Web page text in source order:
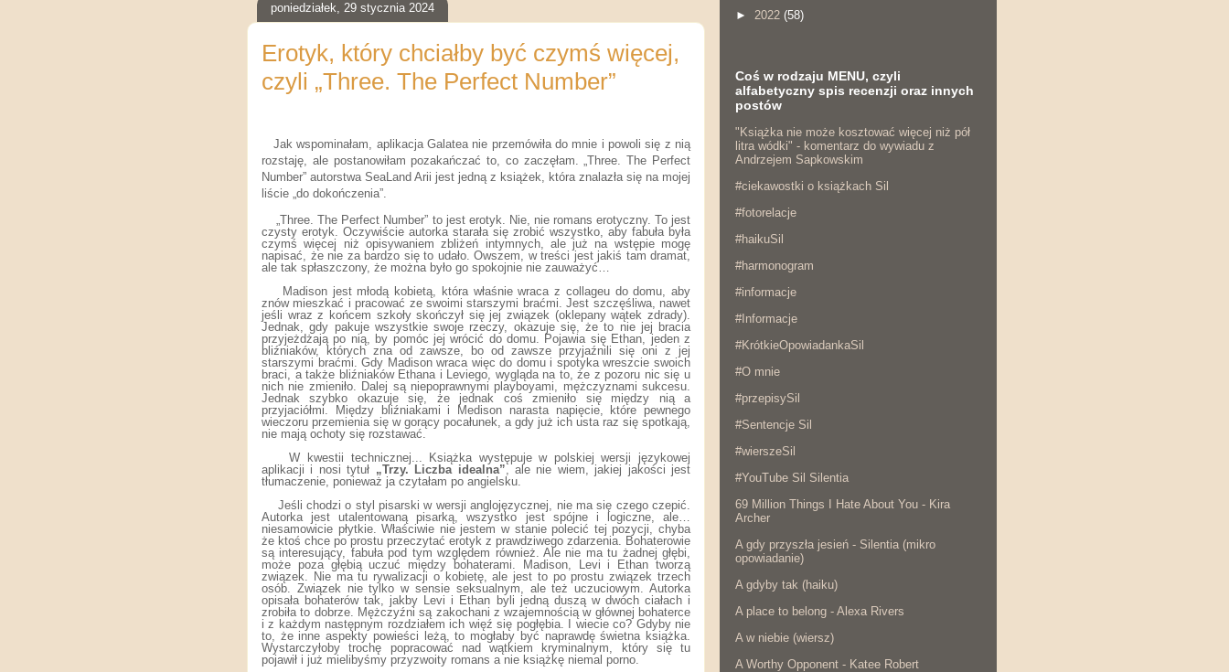
poniedziałek, 29 stycznia 2024
Erotyk, który chciałby być czymś więcej,
czyli „Three. The Perfect Number”
Jak wspominałam, aplikacja Galatea nie przemówiła do mnie i powoli się z nią
rozstaję, ale postanowiłam pozakańczać to, co zaczęłam. „Three. The Perfect
Number” autorstwa SeaLand Arii jest jedną z książek, która znalazła się na mojej
liście „do dokończenia”.
„Three. The Perfect Number” to jest erotyk. Nie, nie romans erotyczny. To jest
czysty erotyk. Oczywiście autorka starała się zrobić wszystko, aby fabuła była
czymś więcej niż opisywaniem zbliżeń intymnych, ale już na wstępie mogę
napisać, że nie za bardzo się to udało. Owszem, w treści jest jakiś tam dramat,
ale tak spłaszczony, że można było go spokojnie nie zauważyć…
Madison jest młodą kobietą, która właśnie wraca z collageu do domu, aby
znów mieszkać i pracować ze swoimi starszymi braćmi. Jest szczęśliwa, nawet
jeśli wraz z końcem szkoły skończył się jej związek (oklepany wątek zdrady).
Jednak, gdy pakuje wszystkie swoje rzeczy, okazuje się, że to nie jej bracia
przyjeżdżają po nią, by pomóc jej wrócić do domu. Pojawia się Ethan, jeden z
bliźniaków, których zna od zawsze, bo od zawsze przyjaźnili się oni z jej
starszymi braćmi. Gdy Madison wraca więc do domu i spotyka wreszcie swoich
braci, a także bliźniaków Ethana i Leviego, wygląda na to, że z pozoru nic się u
nich nie zmieniło. Dalej są niepoprawnymi playboyami, mężczyznami sukcesu.
Jednak szybko okazuje się, że jednak coś zmieniło się między nią a
przyjaciółmi. Między bliźniakami i Medison narasta napięcie, które pewnego
wieczoru przemienia się w gorący pocałunek, a gdy już ich usta raz się spotkają,
nie mają ochoty się rozstawać.
W kwestii technicznej... Książka występuje w polskiej wersji językowej
aplikacji i nosi tytuł „Trzy. Liczba idealna”, ale nie wiem, jakiej jakości jest
tłumaczenie, ponieważ ja czytałam po angielsku.
Jeśli chodzi o styl pisarski w wersji anglojęzycznej, nie ma się czego czepić.
Autorka jest utalentowaną pisarką, wszystko jest spójne i logiczne, ale…
niesamowicie płytkie. Właściwie nie jestem w stanie polecić tej pozycji, chyba
że ktoś chce po prostu przeczytać erotyk z prawdziwego zdarzenia. Bohaterowie
są interesujący, fabuła pod tym względem również. Ale nie ma tu żadnej głębi,
może poza głębią uczuć między bohaterami. Madison, Levi i Ethan tworzą
związek. Nie ma tu rywalizacji o kobietę, ale jest to po prostu związek trzech
osób. Związek nie tylko w sensie seksualnym, ale też uczuciowym. Autorka
opisała bohaterów tak, jakby Levi i Ethan byli jedną duszą w dwóch ciałach i
zrobiła to dobrze. Mężczyźni są zakochani z wzajemnością w głównej bohaterce
i z każdym następnym rozdziałem ich więź się pogłębia. I wiecie co? Gdyby nie
to, że inne aspekty powieści leżą, to mogłaby być naprawdę świetna książka.
Wystarczyłoby trochę popracować nad wątkiem kryminalnym, który się tu
pojawił i już mielibyśmy przyzwoity romans a nie książkę niemal porno.
► 2022 (58)
Coś w rodzaju MENU, czyli
alfabetyczny spis recenzji oraz innych
postów
"Książka nie może kosztować więcej niż pół
litra wódki" - komentarz do wywiadu z
Andrzejem Sapkowskim
#ciekawostki o książkach Sil
#fotorelacje
#haikuSil
#harmonogram
#informacje
#Informacje
#KrótkieOpowiadankaSil
#O mnie
#przepisySil
#Sentencje Sil
#wierszeSil
#YouTube Sil Silentia
69 Million Things I Hate About You - Kira
Archer
A gdy przyszła jesień - Silentia (mikro
opowiadanie)
A gdyby tak (haiku)
A place to belong - Alexa Rivers
A w niebie (wiersz)
A Worthy Opponent - Katee Robert